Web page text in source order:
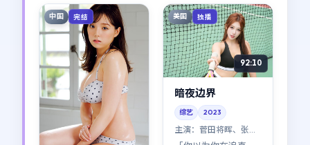
中国 完结 美国 独播
92:10
暗夜边界
综艺 2023
主演： 菅田将晖、张译
等